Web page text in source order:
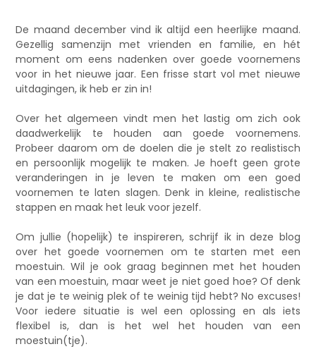
De maand december vind ik altijd een heerlijke maand.
Gezellig samenzijn met vrienden en familie, en hét
moment om eens nadenken over goede voornemens
voor in het nieuwe jaar. Een frisse start vol met nieuwe
uitdagingen, ik heb er zin in!
Over het algemeen vindt men het lastig om zich ook
daadwerkelijk te houden aan goede voornemens.
Probeer daarom om de doelen die je stelt zo realistisch
en persoonlijk mogelijk te maken. Je hoeft geen grote
veranderingen in je leven te maken om een goed
voornemen te laten slagen. Denk in kleine, realistische
stappen en maak het leuk voor jezelf.
Om jullie (hopelijk) te inspireren, schrijf ik in deze blog
over het goede voornemen om te starten met een
moestuin. Wil je ook graag beginnen met het houden
van een moestuin, maar weet je niet goed hoe? Of denk
je dat je te weinig plek of te weinig tijd hebt? No excuses!
Voor iedere situatie is wel een oplossing en als iets
flexibel is, dan is het wel het houden van een
moestuin(tje).